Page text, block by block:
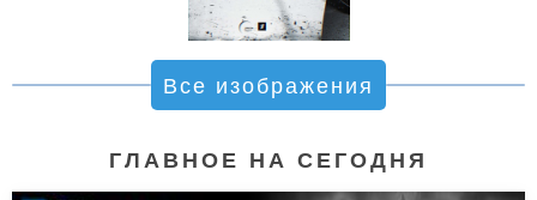
Все изображения
ГЛАВНОЕ НА СЕГОДНЯ